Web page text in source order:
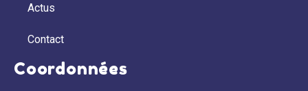
Actus
Contact
Coordonnées